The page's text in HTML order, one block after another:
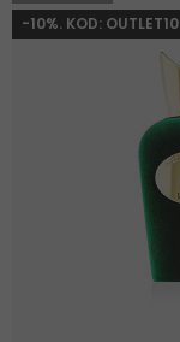
-10%. KOD: OUTLET10